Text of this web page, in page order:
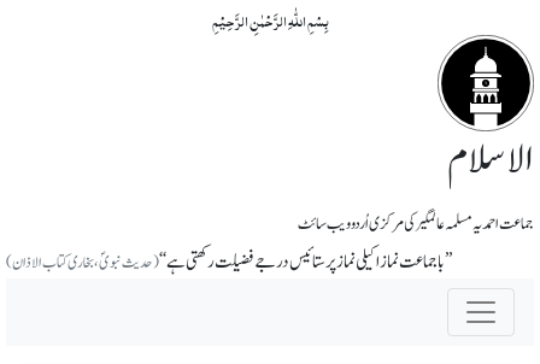
بِسۡمِ اللّٰہِ الرَّحۡمٰنِ الرَّحِیۡمِ
الاسلام
جماعت احمدیہ مسلمہ عالمگیر کی مرکزی اُردو ویب سائٹ
’’باجماعت نماز اکیلی نماز پر ستائیس درجے فضیلت رکھتی ہے‘‘(حدیث نبویؐ، بخاری کتاب الاذان)